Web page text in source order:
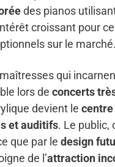
des pianos
croissant pour
sur le marché.
qui
lors de concerts
devient le centre
et auditifs. Le public,
que par le design
de l’attraction